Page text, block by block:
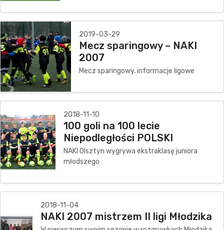
2019-03-29
Mecz sparingowy – NAKI
2007
Mecz sparingowy, informacje ligowe
2018-11-10
100 goli na 100 lecie
Niepodległości POLSKI
NAKI Olsztyn wygrywa ekstraklasę juniora
młodszego
2018-11-04
NAKI 2007 mistrzem II ligi Młodzika